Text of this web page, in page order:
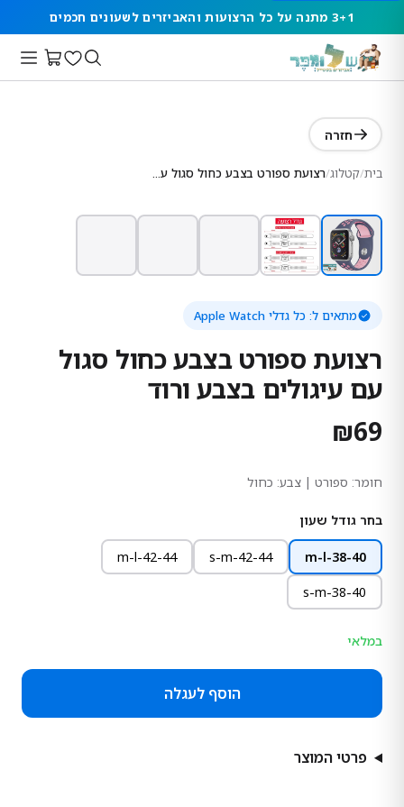
3+1 מתנה על כל הרצועות והאביזרים לשעונים חכמים
חזרה
בית/קטלוג/ רצועת ספורט בצבע כחול סגול עם עיגולים בצבע ורוד
מתאים ל: כל גדלי Apple Watch
רצועת ספורט בצבע כחול סגול
עם עיגולים בצבע ורוד
₪69
חומר: ספורט | צבע: כחול
בחר גודל שעון
m-l-38-40
s-m-42-44
m-l-42-44
s-m-38-40
במלאי
הוסף לעגלה
פרטי המוצר